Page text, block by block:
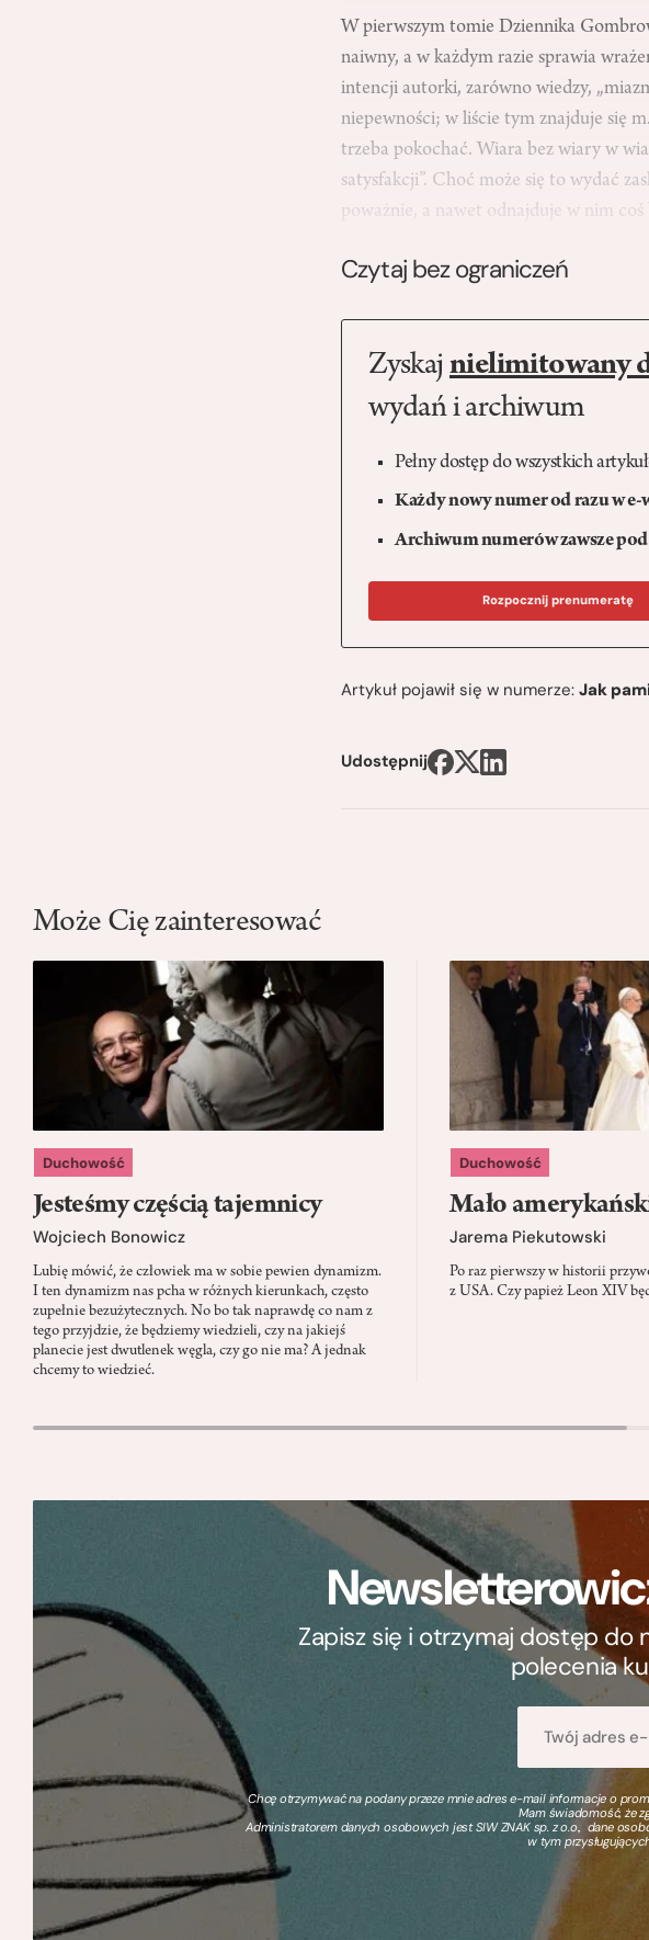
W pierwszym tomie Dziennika
naiwny, a w każdym razie sprawia
intencji autorki, zarówno wiedzy,
niepewności; w liście tym znajduje się
trzeba pokochać. Wiara bez wiary w
satysfakcji”. Choć może się to wydać
poważnie, a nawet odnajduje w nim
Czytaj bez ograniczeń
Zyskaj nielimitowany
wydań i archiwum
Pełny dostęp do wszystkich
Każdy nowy numer od razu w
Archiwum numerów zawsze
Rozpocznij prenumeratę
Artykuł pojawił się w numerze:Jak
Udostępnij
Może Cię zainteresować
Duchowość
Jesteśmy częścią tajemnicy
Wojciech Bonowicz
Lubię mówić, że człowiek ma w sobie pewien dynamizm.
I ten dynamizm nas pcha w różnych kierunkach, często
zupełnie bezużytecznych. No bo tak naprawdę co nam z
tego przyjdzie, że będziemy wiedzieli, czy na jakiejś
planecie jest dwutlenek węgla, czy go nie ma? A jednak
chcemy to wiedzieć.
Duchowość
Mało
Jarema Piekutowski
Po raz pierwszy w historii
z USA. Czy papież Leon XIV
Zapisz się i otrzymaj dostęp do
polecenia
Chcę otrzymywać na podany przeze mnie adres e-mail informacje o
Mam świadomość, że
Administratorem danych osobowych jest SIW ZNAK sp. z o.o., dane
w tym